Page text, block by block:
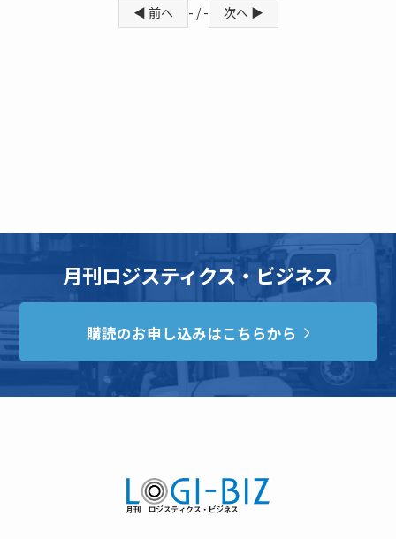
◀ 前へ - / - 次へ ▶
月刊ロジスティクス・ビジネス
購読のお申し込みはこちらから